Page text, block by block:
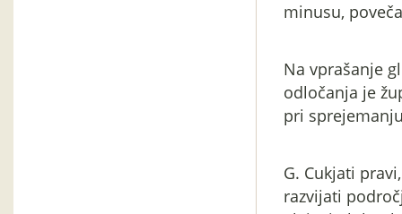
minusu,
Na vprašanje
odločanja je
pri
G. Cukjati
razvijati